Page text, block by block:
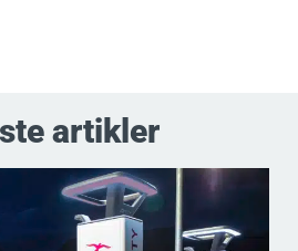
artikler